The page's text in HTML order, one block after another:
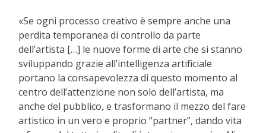
«Se ogni processo creativo è sempre anche una
perdita temporanea di controllo da parte
dell’artista […] le nuove forme di arte che si stanno
sviluppando grazie all’intelligenza artificiale
portano la consapevolezza di questo momento al
centro dell’attenzione non solo dell’artista, ma
anche del pubblico, e trasformano il mezzo del fare
artistico in un vero e proprio “partner”, dando vita